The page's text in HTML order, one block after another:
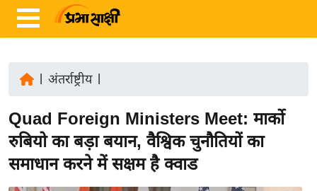
ज़ा
ख
र
अंतर्राष्ट्रीय|
Quad Foreign Ministers Meet: मार्को
रुबियो का बड़ा बयान, वैश्विक चुनौतियों का
समाधान करने में सक्षम है क्वाड